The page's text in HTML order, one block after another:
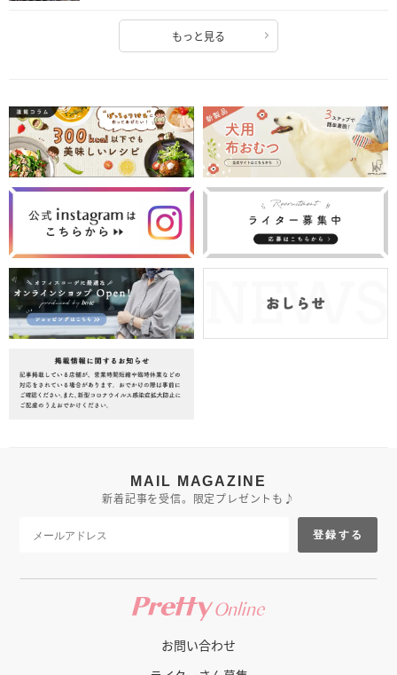
もっと見る
MAIL MAGAZINE
新着記事を受信。限定プレゼントも♪
登録する
お問い合わせ